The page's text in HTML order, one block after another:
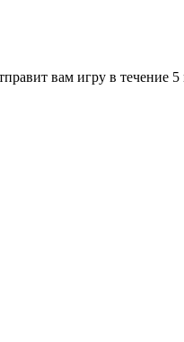
вам игру в течение